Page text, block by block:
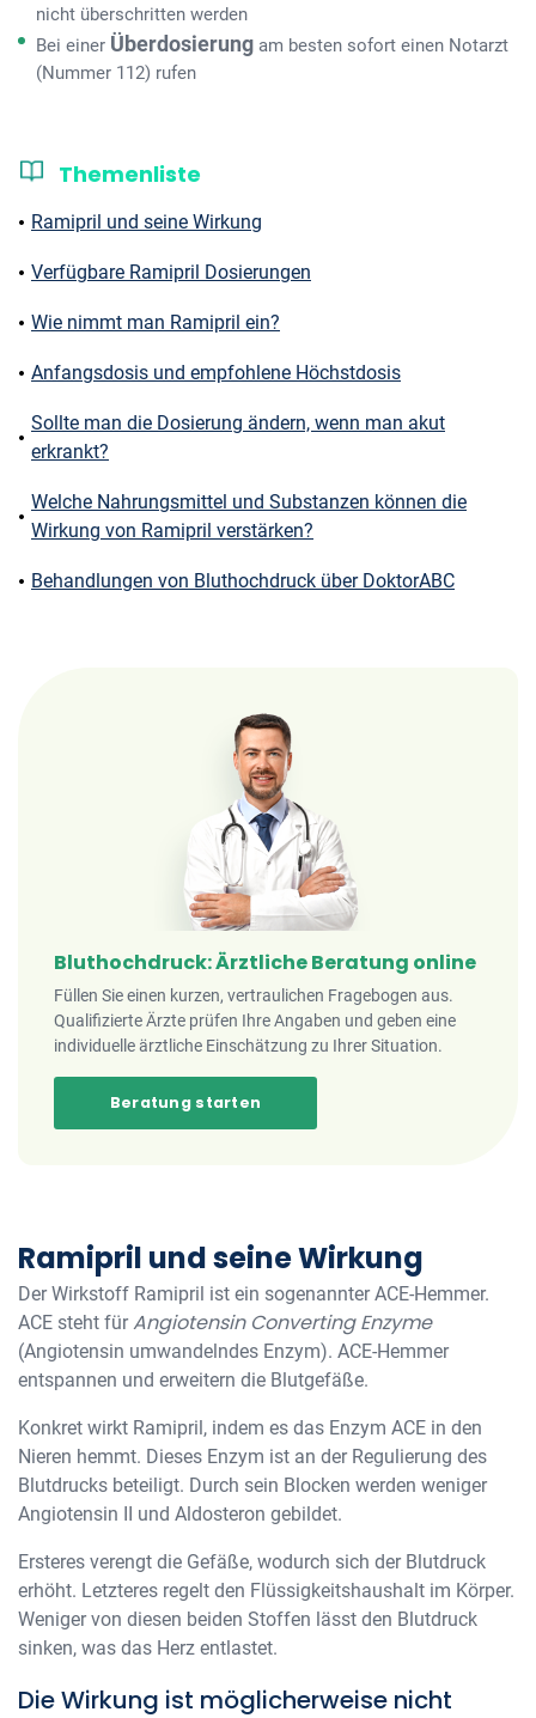
nicht überschritten werden
Bei einer Überdosierung am besten sofort einen Notarzt
(Nummer 112) rufen
Themenliste
Ramipril und seine Wirkung
Verfügbare Ramipril Dosierungen
Wie nimmt man Ramipril ein?
Anfangsdosis und empfohlene Höchstdosis
Sollte man die Dosierung ändern, wenn man akut
erkrankt?
Welche Nahrungsmittel und Substanzen können die
Wirkung von Ramipril verstärken?
Behandlungen von Bluthochdruck über DoktorABC
Bluthochdruck: Ärztliche Beratung online
Füllen Sie einen kurzen, vertraulichen Fragebogen aus.
Qualifizierte Ärzte prüfen Ihre Angaben und geben eine
individuelle ärztliche Einschätzung zu Ihrer Situation.
Beratung starten
Ramipril und seine Wirkung
Der Wirkstoff Ramipril ist ein sogenannter ACE-Hemmer.
ACE steht fürAngiotensin Converting Enzyme
(Angiotensin umwandelndes Enzym). ACE-Hemmer
entspannen und erweitern die Blutgefäße.
Konkret wirkt Ramipril, indem es das Enzym ACE in den
Nieren hemmt. Dieses Enzym ist an der Regulierung des
Blutdrucks beteiligt. Durch sein Blocken werden weniger
Angiotensin II und Aldosteron gebildet.
Ersteres verengt die Gefäße, wodurch sich der Blutdruck
erhöht. Letzteres regelt den Flüssigkeitshaushalt im Körper.
Weniger von diesen beiden Stoffen lässt den Blutdruck
sinken, was das Herz entlastet.
Die Wirkung ist möglicherweise nicht